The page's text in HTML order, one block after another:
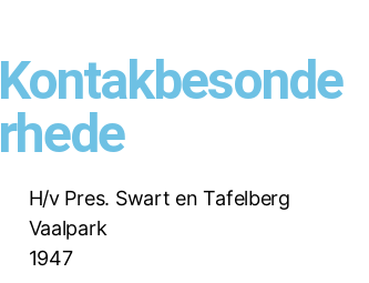
Kontakbesonde
rhede
H/v Pres. Swart en Tafelberg
Vaalpark
1947